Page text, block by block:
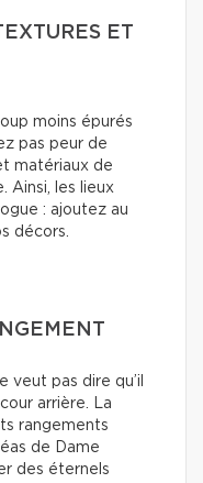
ET
moins épurés
pas peur de
matériaux de
Ainsi, les lieux
: ajoutez au
décors.
veut pas dire qu’il
arrière. La
rangements
de Dame
des éternels